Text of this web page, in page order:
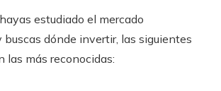
estudiado el mercado
dónde invertir, las siguientes
las más reconocidas: